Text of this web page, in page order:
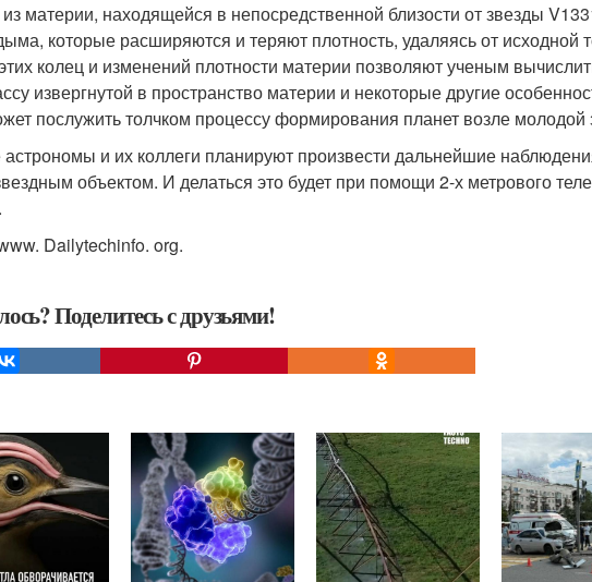
материи, находящейся в непосредственной близости от звезды
которые расширяются и теряют плотность, удаляясь от исходной
колец и изменений плотности материи позволяют ученым
извергнутой в пространство материи и некоторые другие
послужить толчком процессу формирования планет возле молодой
астрономы и их коллеги планируют произвести дальнейшие
объектом. И делаться это будет при помощи 2-х метрового
Dailytechinfo. org.
Поделитесь с друзьями!